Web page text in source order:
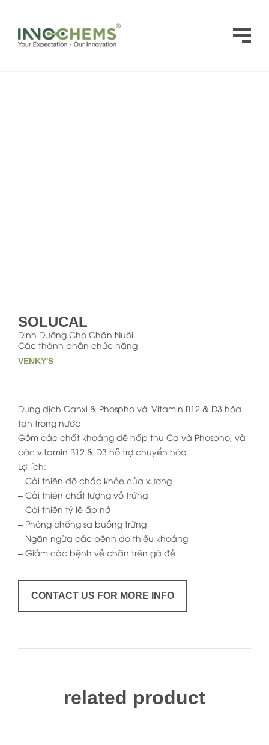
SOLUCAL
Dinh Dưỡng Cho Chăn Nuôi
Các thành phần chức năng
VENKY'S
Dung dịch Canxi & Phospho với Vitamin B12 & D3 hòa
tan trong nước
Gồm các chất khoáng dễ hấp thu Ca và Phospho, và
các vitamin B12 & D3 hỗ trợ chuyển hóa
Lợi ích:
– Cải thiện độ chắc khỏe của xương
– Cải thiện chất lượng vỏ trứng
– Cải thiện tỷ lệ ấp nở
– Phòng chống sa buồng trứng
– Ngăn ngừa các bệnh do thiếu khoáng
– Giảm các bệnh về chân trên gà đẻ
CONTACT US FOR MORE INFO
related product